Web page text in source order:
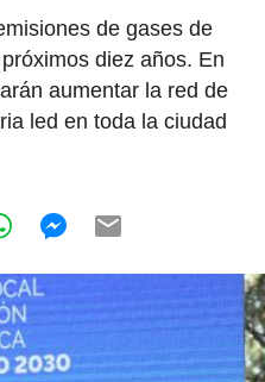
de gases de
diez años. En
aumentar la red de
led en toda la ciudad